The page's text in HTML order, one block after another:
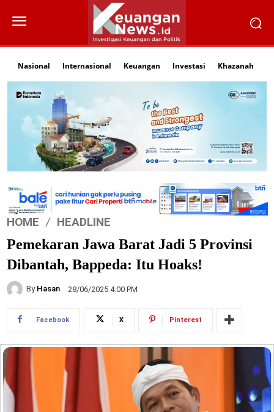
Nasional Internasional Keuangan Investasi Khazanah
HOME HEADLINE
Pemekaran Jawa Barat Jadi 5 Provinsi
Dibantah, Bappeda: Itu Hoaks!
By Hasan 28/06/2025 4:00 PM
Facebook X Pinterest